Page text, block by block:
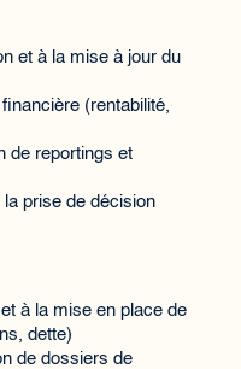
et à la mise à jour du
(rentabilité,
de reportings et
la prise de décision
à la mise en place de
dette)
de dossiers de